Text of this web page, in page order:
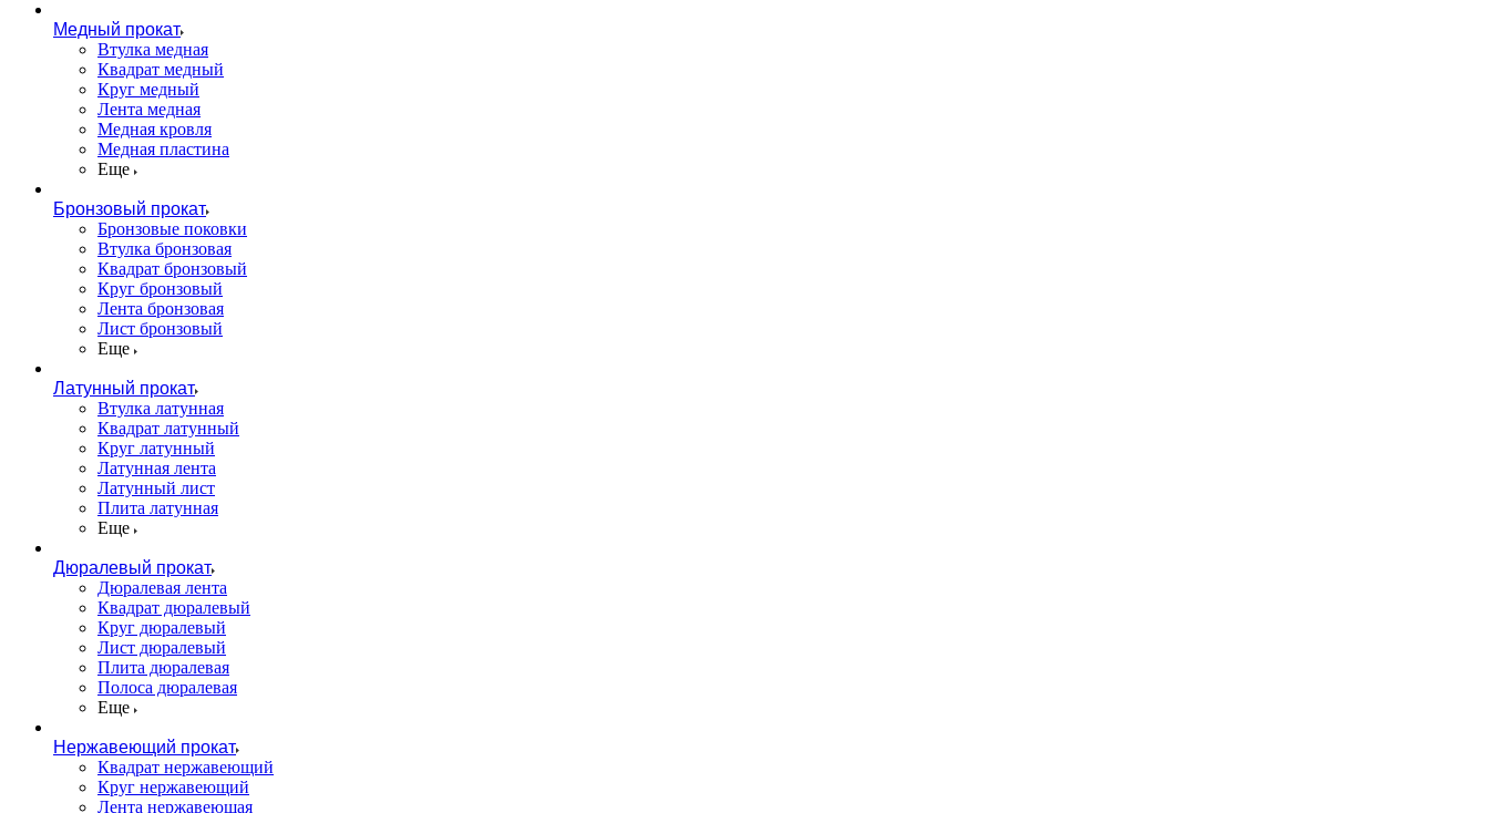
Медный прокат
Втулка медная
Квадрат медный
Круг медный
Лента медная
Медная кровля
Медная пластина
Еще
Бронзовый прокат
Бронзовые поковки
Втулка бронзовая
Квадрат бронзовый
Круг бронзовый
Лента бронзовая
Лист бронзовый
Еще
Латунный прокат
Втулка латунная
Квадрат латунный
Круг латунный
Латунная лента
Латунный лист
Плита латунная
Еще
Дюралевый прокат
Дюралевая лента
Квадрат дюралевый
Круг дюралевый
Лист дюралевый
Плита дюралевая
Полоса дюралевая
Еще
Нержавеющий прокат
Квадрат нержавеющий
Круг нержавеющий
Лента нержавеющая